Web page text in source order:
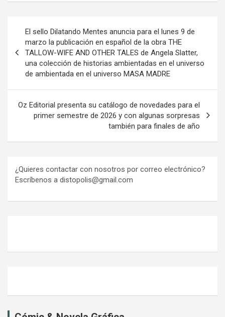
entradas
El sello Dilatando Mentes anuncia para el lunes 9 de
marzo la publicación en español de la obra THE
TALLOW-WIFE AND OTHER TALES de Angela Slatter,
una colección de historias ambientadas en el universo
de ambientada en el universo MASA MADRE
Oz Editorial presenta su catálogo de novedades para el
primer semestre de 2026 y con algunas sorpresas
también para finales de año
¿Quieres contactar con nosotros por correo electrónico?
Escríbenos a distopolis@gmail.com